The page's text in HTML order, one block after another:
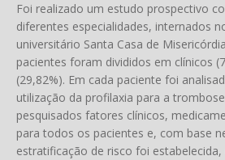
Foi realizado um estudo prospectivo
diferentes especialidades, internados
universitário Santa Casa de
pacientes foram divididos em clínicos
(29,82%). Em cada paciente foi
utilização da profilaxia para a
pesquisados fatores clínicos,
para todos os pacientes e, com base
estratificação de risco foi